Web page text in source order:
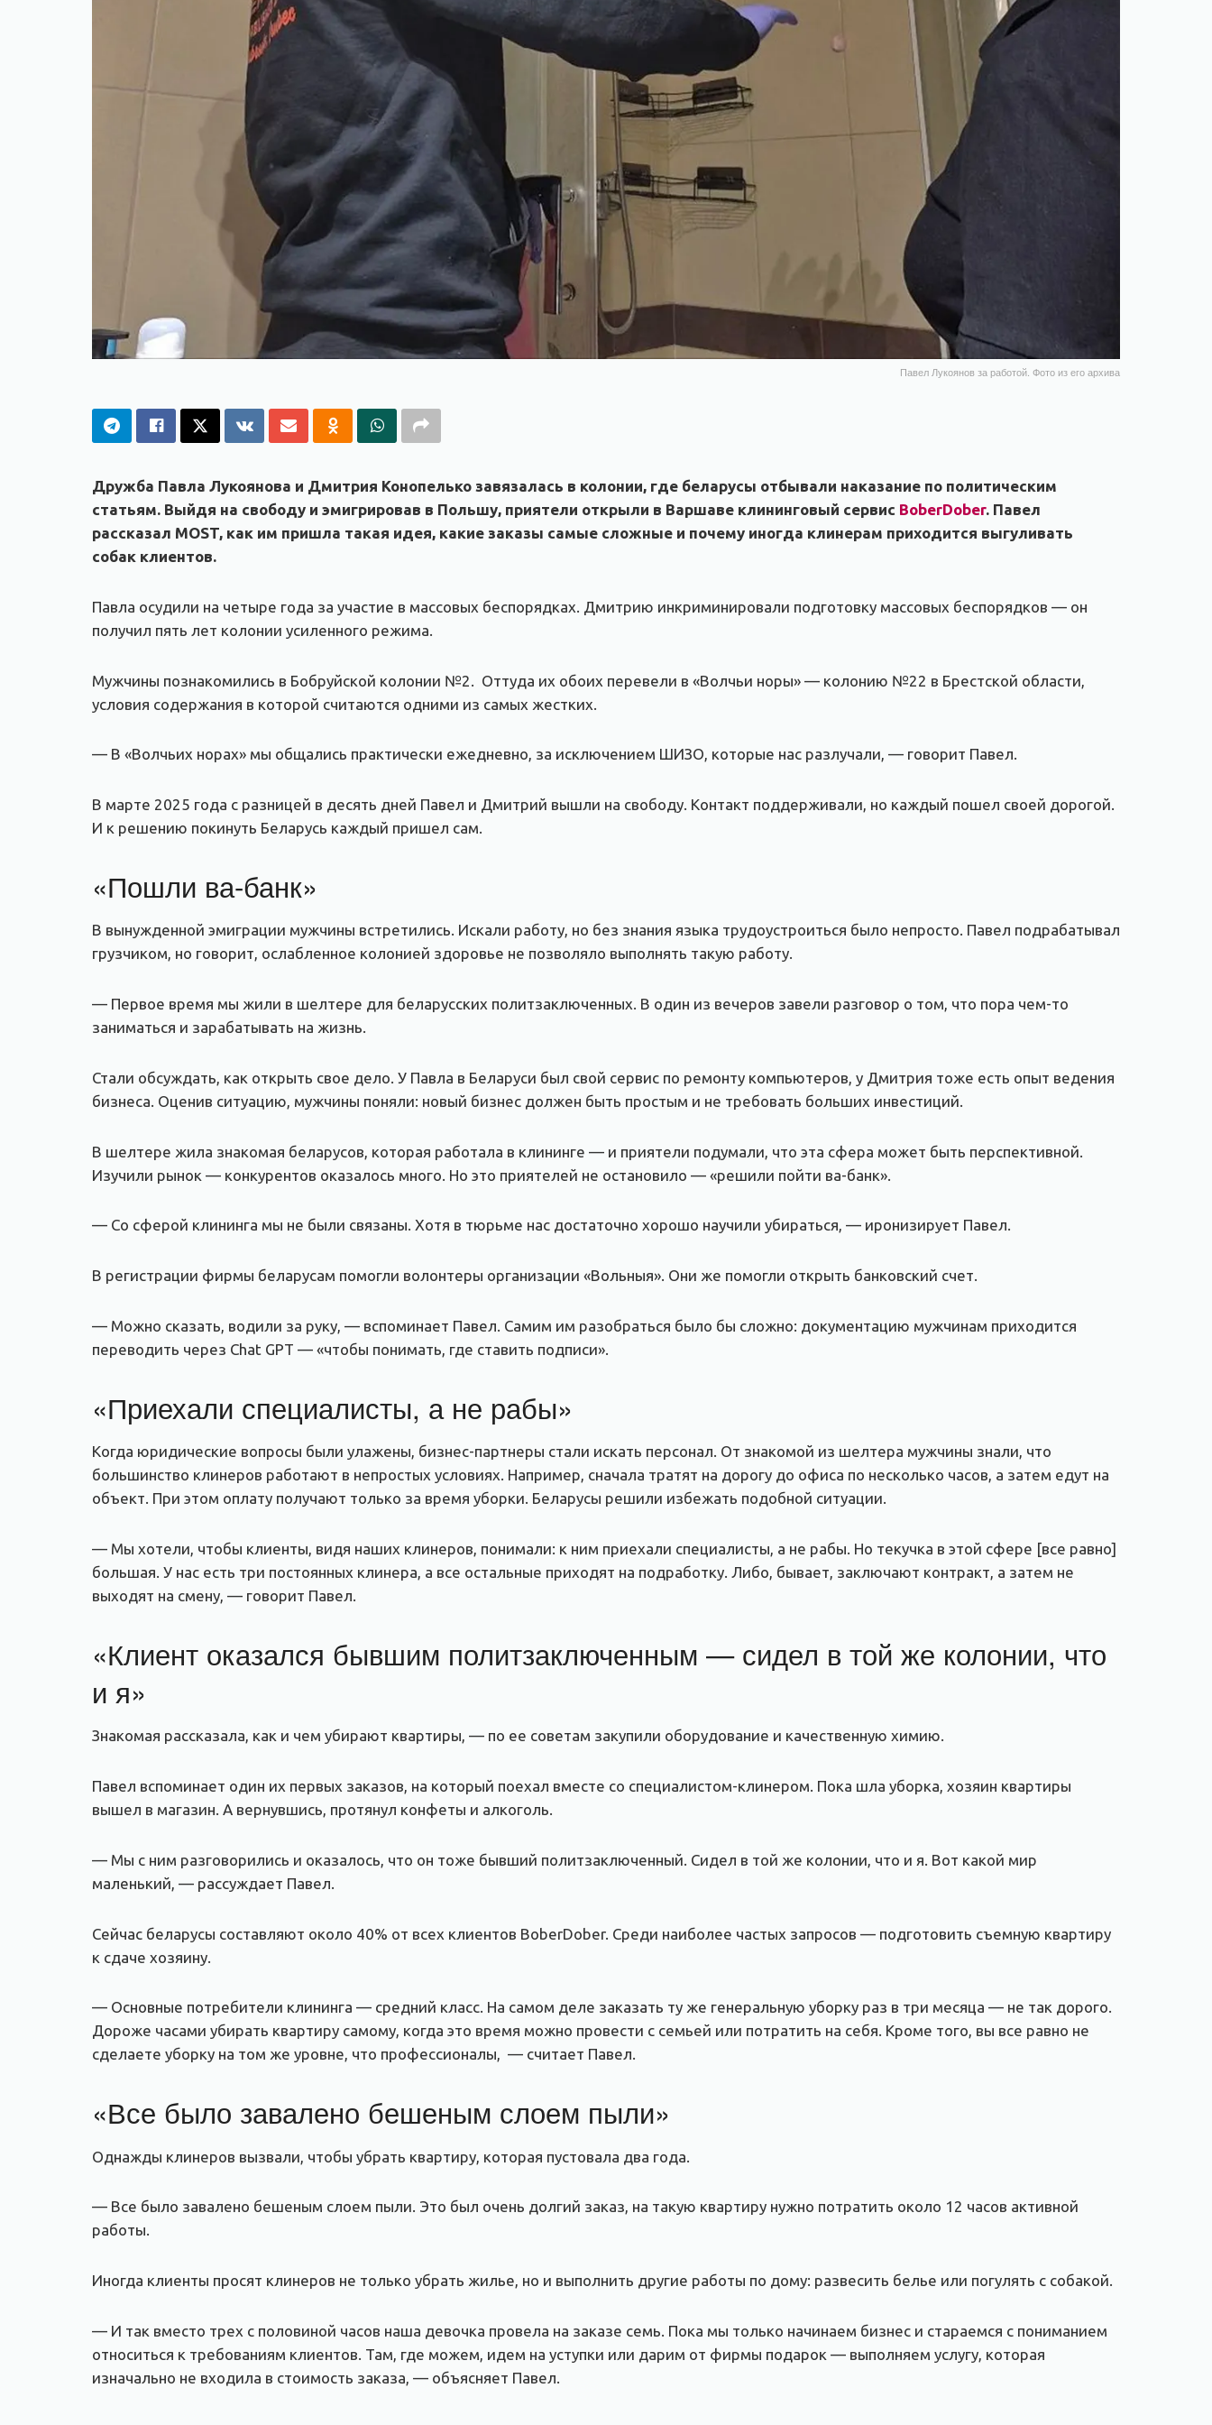
Павел Лукоянов за работой. Фото из его архива
Дружба Павла Лукоянова и Дмитрия Конопелько завязалась в колонии, где беларусы отбывали наказание по политическим
статьям. Выйдя на свободу и эмигрировав в Польшу, приятели открыли в Варшаве клининговый сервис BoberDober. Павел
рассказал MOST, как им пришла такая идея, какие заказы самые сложные и почему иногда клинерам приходится выгуливать
собак клиентов.
Павла осудили на четыре года за участие в массовых беспорядках. Дмитрию инкриминировали подготовку массовых беспорядков — он
получил пять лет колонии усиленного режима.
Мужчины познакомились в Бобруйской колонии №2. Оттуда их обоих перевели в «Волчьи норы» — колонию №22 в Брестской области,
условия содержания в которой считаются одними из самых жестких.
— В «Волчьих норах» мы общались практически ежедневно, за исключением ШИЗО, которые нас разлучали, — говорит Павел.
В марте 2025 года с разницей в десять дней Павел и Дмитрий вышли на свободу. Контакт поддерживали, но каждый пошел своей дорогой.
И к решению покинуть Беларусь каждый пришел сам.
«Пошли ва-банк»
В вынужденной эмиграции мужчины встретились. Искали работу, но без знания языка трудоустроиться было непросто. Павел подрабатывал
грузчиком, но говорит, ослабленное колонией здоровье не позволяло выполнять такую работу.
— Первое время мы жили в шелтере для беларусских политзаключенных. В один из вечеров завели разговор о том, что пора чем-то
заниматься и зарабатывать на жизнь.
Стали обсуждать, как открыть свое дело. У Павла в Беларуси был свой сервис по ремонту компьютеров, у Дмитрия тоже есть опыт ведения
бизнеса. Оценив ситуацию, мужчины поняли: новый бизнес должен быть простым и не требовать больших инвестиций.
В шелтере жила знакомая беларусов, которая работала в клининге — и приятели подумали, что эта сфера может быть перспективной.
Изучили рынок — конкурентов оказалось много. Но это приятелей не остановило — «решили пойти ва-банк».
— Со сферой клининга мы не были связаны. Хотя в тюрьме нас достаточно хорошо научили убираться, — иронизирует Павел.
В регистрации фирмы беларусам помогли волонтеры организации «Вольныя». Они же помогли открыть банковский счет.
— Можно сказать, водили за руку, — вспоминает Павел. Самим им разобраться было бы сложно: документацию мужчинам приходится
переводить через Chat GPT — «чтобы понимать, где ставить подписи».
«Приехали специалисты, а не рабы»
Когда юридические вопросы были улажены, бизнес-партнеры стали искать персонал. От знакомой из шелтера мужчины знали, что
большинство клинеров работают в непростых условиях. Например, сначала тратят на дорогу до офиса по несколько часов, а затем едут на
объект. При этом оплату получают только за время уборки. Беларусы решили избежать подобной ситуации.
— Мы хотели, чтобы клиенты, видя наших клинеров, понимали: к ним приехали специалисты, а не рабы. Но текучка в этой сфере [все равно]
большая. У нас есть три постоянных клинера, а все остальные приходят на подработку. Либо, бывает, заключают контракт, а затем не
выходят на смену, — говорит Павел.
«Клиент оказался бывшим политзаключенным — сидел в той же колонии, что
и я»
Знакомая рассказала, как и чем убирают квартиры, — по ее советам закупили оборудование и качественную химию.
Павел вспоминает один их первых заказов, на который поехал вместе со специалистом-клинером. Пока шла уборка, хозяин квартиры
вышел в магазин. А вернувшись, протянул конфеты и алкоголь.
— Мы с ним разговорились и оказалось, что он тоже бывший политзаключенный. Сидел в той же колонии, что и я. Вот какой мир
маленький, — рассуждает Павел.
Сейчас беларусы составляют около 40% от всех клиентов BoberDober. Среди наиболее частых запросов — подготовить съемную квартиру
к сдаче хозяину.
— Основные потребители клининга — средний класс. На самом деле заказать ту же генеральную уборку раз в три месяца — не так дорого.
Дороже часами убирать квартиру самому, когда это время можно провести с семьей или потратить на себя. Кроме того, вы все равно не
сделаете уборку на том же уровне, что профессионалы, — считает Павел.
«Все было завалено бешеным слоем пыли»
Однажды клинеров вызвали, чтобы убрать квартиру, которая пустовала два года.
— Все было завалено бешеным слоем пыли. Это был очень долгий заказ, на такую квартиру нужно потратить около 12 часов активной
работы.
Иногда клиенты просят клинеров не только убрать жилье, но и выполнить другие работы по дому: развесить белье или погулять с собакой.
— И так вместо трех с половиной часов наша девочка провела на заказе семь. Пока мы только начинаем бизнес и стараемся с пониманием
относиться к требованиям клиентов. Там, где можем, идем на уступки или дарим от фирмы подарок — выполняем услугу, которая
изначально не входила в стоимость заказа, — объясняет Павел.